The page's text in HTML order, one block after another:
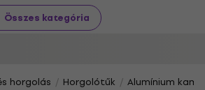
Összes kategória
horgolás Horgolótűk Alumínium